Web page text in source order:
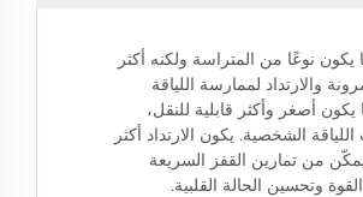
يكون نوعًا من المتراسة ولكنه أكثر
والارتداد لممارسة اللياقة
يكون أصغر وأكثر قابلية للنقل،
الشخصية. يكون الارتداد أكثر
من تمارين القفز السريعة
وتحسين الحالة القلبية.